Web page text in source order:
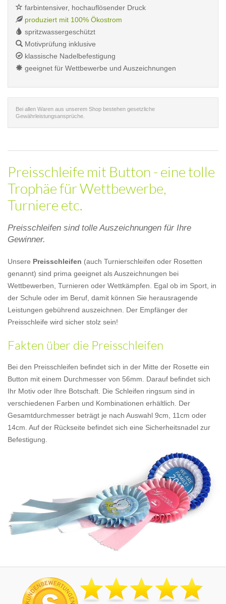
farbintensiver, hochauflösender Druck
produziert mit 100% Ökostrom
spritzwassergeschützt
Motivprüfung inklusive
klassische Nadelbefestigung
geeignet für Wettbewerbe und Auszeichnungen
Bei allen Waren aus unserem Shop bestehen gesetzliche
Gewährleistungsansprüche.
Preisschleife mit Button - eine tolle
Trophäe für Wettbewerbe,
Turniere etc.
Preisschleifen sind tolle Auszeichnungen für Ihre
Gewinner.
Unsere Preisschleifen (auch Turnierschleifen oder Rosetten
genannt) sind prima geeignet als Auszeichnungen bei
Wettbewerben, Turnieren oder Wettkämpfen. Egal ob im Sport, in
der Schule oder im Beruf, damit können Sie herausragende
Leistungen gebührend auszeichnen. Der Empfänger der
Preisschleife wird sicher stolz sein!
Fakten über die Preisschleifen
Bei den Preisschleifen befindet sich in der Mitte der Rosette ein
Button mit einem Durchmesser von 56mm. Darauf befindet sich
Ihr Motiv oder Ihre Botschaft. Die Schleifen ringsum sind in
verschiedenen Farben und Kombinationen erhältlich. Der
Gesamtdurchmesser beträgt je nach Auswahl 9cm, 11cm oder
14cm. Auf der Rückseite befindet sich eine Sicherheitsnadel zur
Befestigung.